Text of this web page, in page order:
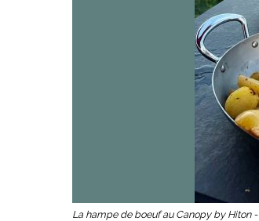
La hampe de boeuf au Canopy by Hiton -